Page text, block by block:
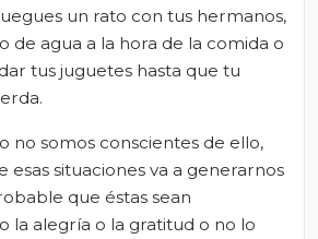
un rato con tus hermanos,
de agua a la hora de la comida o
tus juguetes hasta que tu
no somos conscientes de ello,
esas situaciones va a generarnos
que éstas sean
la alegría o la gratitud o no lo